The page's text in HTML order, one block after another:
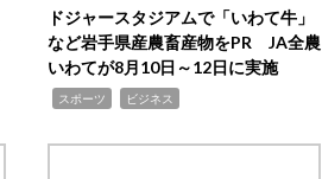
ドジャースタジアムで「いわて牛」
など岩手県産農畜産物をPR JA全農
いわてが8月10日～12日に実施
スポーツ ビジネス